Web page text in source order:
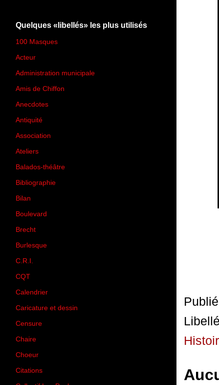
Quelques «libellés» les plus utilisés
100 Masques
Acteur
Administration municipale
Amis de Chiffon
Anecdotes
Antiquité
Association
Ateliers
Balados-théâtre
Bibliographie
Bilan
Boulevard
Brecht
Burlesque
C.R.I.
CQT
Calendrier
Caricature et dessin
Censure
Chaire
Choeur
Citations